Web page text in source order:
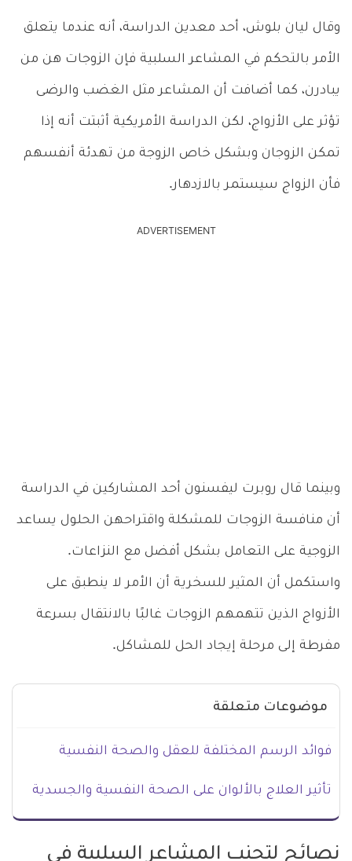
وقال ليان بلوش، أحد معدين الدراسة، أنه عندما يتعلق
الأمر بالتحكم في المشاعر السلبية فإن الزوجات هن من
يبادرن، كما أضافت أن المشاعر مثل الغضب والرضى
تؤثر على الأزواج، لكن الدراسة الأمريكية أثبتت أنه إذا
تمكن الزوجان وبشكل خاص الزوجة من تهدئة أنفسهم
فأن الزواج سيستمر بالازدهار.
ADVERTISEMENT
وبينما قال روبرت ليفسنون أحد المشاركين في الدراسة
أن منافسة الزوجات للمشكلة واقتراحهن الحلول يساعد
الزوجية على التعامل بشكل أفضل مع النزاعات.
واستكمل أن المثير للسخرية أن الأمر لا ينطبق على
الأزواج الذين تتهمهم الزوجات غالبًا بالانتقال بسرعة
مفرطة إلى مرحلة إيجاد الحل للمشاكل.
موضوعات متعلقة
فوائد الرسم المختلفة للعقل والصحة النفسية
تأثير العلاج بالألوان على الصحة النفسية والجسدية
نصائح لتجنب المشاعر السلبية في